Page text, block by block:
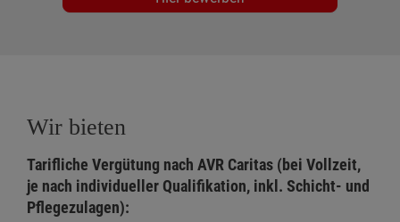
Wir bieten
Tarifliche Vergütung nach AVR Caritas (bei Vollzeit,
je nach individueller Qualifikation, inkl. Schicht- und
Pflegezulagen):